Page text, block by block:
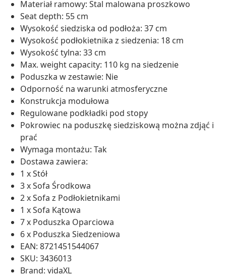
Materiał ramowy: Stal malowana proszkowo
Seat depth: 55 cm
Wysokość siedziska od podłoża: 37 cm
Wysokość podłokietnika z siedzenia: 18 cm
Wysokość tylna: 33 cm
Max. weight capacity: 110 kg na siedzenie
Poduszka w zestawie: Nie
Odporność na warunki atmosferyczne
Konstrukcja modułowa
Regulowane podkładki pod stopy
Pokrowiec na poduszkę siedziskową można zdjąć i
prać
Wymaga montażu: Tak
Dostawa zawiera:
1 x Stół
3 x Sofa Środkowa
2 x Sofa z Podłokietnikami
1 x Sofa Kątowa
7 x Poduszka Oparciowa
6 x Poduszka Siedzeniowa
EAN: 8721451544067
SKU: 3436013
Brand: vidaXL